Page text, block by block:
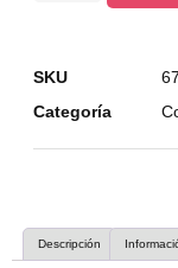
SKU
Categoría
Descripción